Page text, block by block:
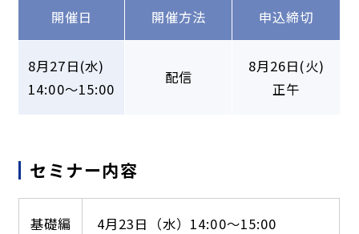
開催日 開催方法 申込締切
8月27日(水)
14:00～15:00
配信
8月26日(火)
正午
セミナー内容
基礎編
4月23日（水）14:00～15:00